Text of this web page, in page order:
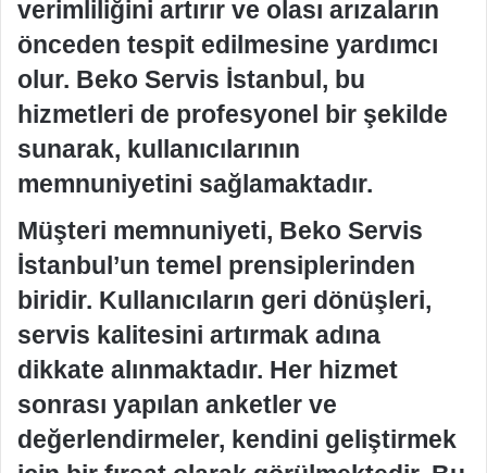
verimliliğini artırır ve olası arızaların
önceden tespit edilmesine yardımcı
olur. Beko Servis İstanbul, bu
hizmetleri de profesyonel bir şekilde
sunarak, kullanıcılarının
memnuniyetini sağlamaktadır.
Müşteri memnuniyeti, Beko Servis
İstanbul’un temel prensiplerinden
biridir. Kullanıcıların geri dönüşleri,
servis kalitesini artırmak adına
dikkate alınmaktadır. Her hizmet
sonrası yapılan anketler ve
değerlendirmeler, kendini geliştirmek